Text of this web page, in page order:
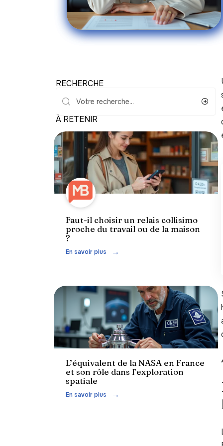
RECHERCHE
À RETENIR
Faut-il choisir un relais collisimo
proche du travail ou de la maison
?
En savoir plus
Actu
L’équivalent de la NASA en France
et son rôle dans l’exploration
spatiale
En savoir plus